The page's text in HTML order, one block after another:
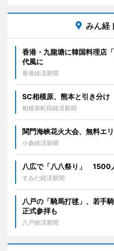
みん経
香港・九龍塘に韓国料理店
代風に
香港経済新聞
SC相模原、熊本と引き分
相模原町田経済新聞
関門海峡花火大会、無料エ
小倉経済新聞
八広で「八八祭り」 1500
すみだ経済新聞
八戸の「騎馬打毬」、若
正式参拝も
八戸経済新聞